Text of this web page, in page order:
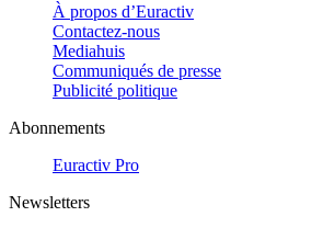
À propos d’Euractiv
Contactez-nous
Mediahuis
Communiqués de presse
Publicité politique
Abonnements
Euractiv Pro
Newsletters